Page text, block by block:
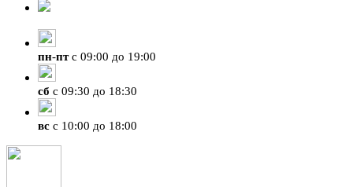
пн-птс 09:00 до 19:00
сб с 09:30 до 18:30
вс с 10:00 до 18:00